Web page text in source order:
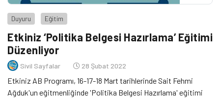
Duyuru Eğitim
Etkiniz ‘Politika Belgesi Hazırlama’ Eğitimi
Düzenliyor
Sivil Sayfalar 28 Şubat 2022
Etkiniz AB Programı, 16-17-18 Mart tarihlerinde Sait Fehmi
Ağduk'un eğitmenliğinde 'Politika Belgesi Hazırlama' eğitimi